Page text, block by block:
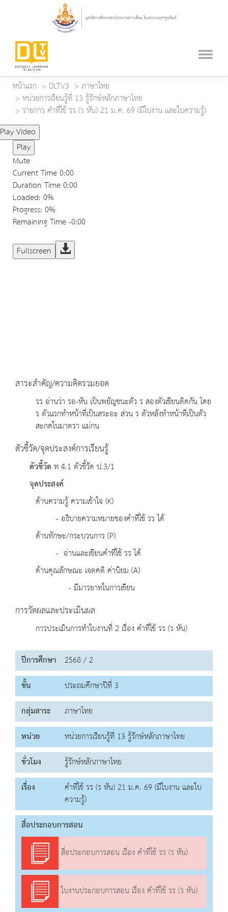
หน้าแรก DLTV3
ภาษาไทย
หน่วยการเรียนรู้ที่ 13 รู้รักษ์หลักภาษาไทย
รายการ คำที่ใช้ รร (ร หัน) 21 ม.ค. 69 (มีใบงาน และใบความรู้)
Play Video
Play
Mute
Current Time0:00
Duration Time0:00
Loaded: 0%
Progress: 0%
Remaining Time-0:00
Fullscreen
สาระสำคัญ/ความคิดรวมยอด
รร อ่านว่า รอ-หัน เป็นพยัญชนะตัว ร สองตัวเขียนติดกัน โดย
ร ตัวแรกทำหน้าที่เป็นสระอะ ส่วน ร ตัวหลังทำหน้าที่เป็นตัว
สะกดในมาตรา แม่กน
ตัวชี้วัด/จุดประสงค์การเรียนรู้
ตัวชี้วัด ท 4.1 ตัวชี้วัด ป.3/1
จุดประสงค์
ด้านความรู้ ความเข้าใจ (K)
- อธิบายความหมายของคำที่ใช้ รร ได้
ด้านทักษะ/กระบวนการ (P)
- อ่านและเขียนคำที่ใช้ รร ได้
ด้านคุณลักษณะ เจตคติ ค่านิยม (A)
- มีมารยาทในการเขียน
การวัดผลและประเมินผล
การประเมินการทำใบงานที่ 2 เรื่อง คำที่ใช้ รร (ร หัน)
ปีการศึกษา 2568 / 2
ชั้น
ประถมศึกษาปีที่ 3
กลุ่มสาระ
ภาษาไทย
หน่วย
หน่วยการเรียนรู้ที่ 13 รู้รักษ์หลักภาษาไทย
ชั่วโมง
รู้รักษ์หลักภาษาไทย
เรื่อง
คำที่ใช้ รร (ร หัน) 21 ม.ค. 69 (มีใบงาน และใบ
ความรู้)
สื่อประกอบการสอน
สื่อประกอบการสอน เรื่อง คำที่ใช้ รร (ร หัน)
ใบงานประกอบการสอน เรื่อง คำที่ใช้ รร (ร หัน)